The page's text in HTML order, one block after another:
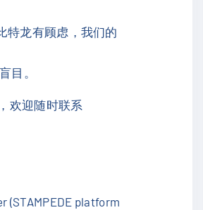
特龙有顾虑，我们的
目。
欢迎随时联系
platform